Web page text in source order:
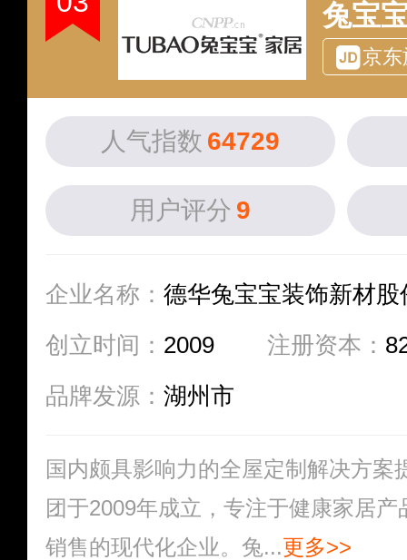
兔宝
京
人气指数 64729
用户评分 9
企业名称： 德华兔宝宝装饰新材
创立时间： 2009 注册资本：
品牌发源： 湖州市
国内颇具影响力的全屋定制解决方案
团于2009年成立，专注于健康家居
销售的现代化企业。兔...更多>>